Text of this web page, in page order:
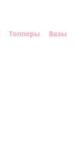
Топперы
Вазы